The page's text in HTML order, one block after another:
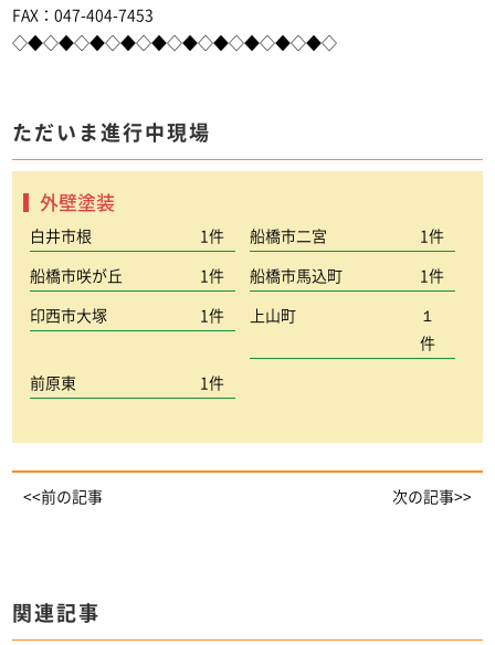
FAX：047-404-7453
◇◆◇◆◇◆◇◆◇◆◇◆◇◆◇◆◇◆◇◆◇
ただいま進行中現場
外壁塗装
白井市根 1件 船橋市二宮 1件
船橋市咲が丘 1件 船橋市馬込町 1件
印西市大塚 1件 上山町
１
件
前原東 1件
<<前の記事 次の記事>>
関連記事